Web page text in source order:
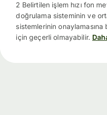
2 Belirtilen işlem hızı fon
doğrulama sisteminin ve
sistemlerinin onaylamasına
için geçerli olmayabilir.